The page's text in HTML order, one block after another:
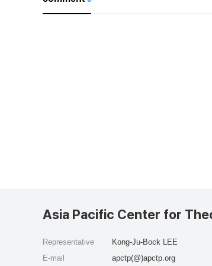
Asia Pacific Center for
Representative
Kong-Ju-Bock LEE
E-mail
apctp(@)apctp.org